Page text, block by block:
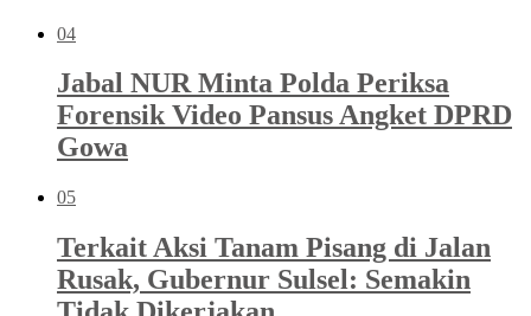
04
Jabal NUR Minta Polda Periksa
Forensik Video Pansus Angket DPRD
Gowa
05
Terkait Aksi Tanam Pisang di Jalan
Rusak, Gubernur Sulsel: Semakin